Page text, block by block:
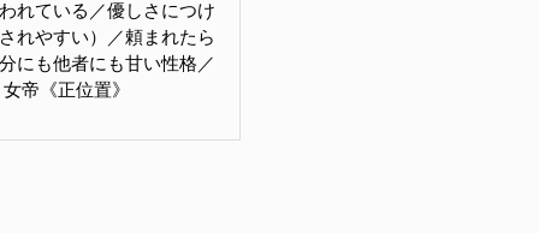
れている／優しさにつけ
れやすい）／頼まれたら
にも他者にも甘い性格／
帝《正位置》